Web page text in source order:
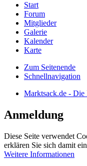
Start
Forum
Mitglieder
Galerie
Kalender
Karte
Zum Seitenende
Schnellnavigation
Marktsack.de - Die
Anmeldung
Diese Seite verwendet
erklären Sie sich damit
Weitere Informationen